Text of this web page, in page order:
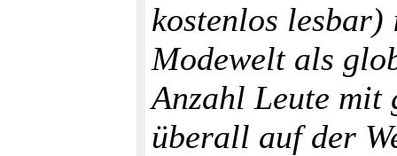
kostenlos
Modewelt als
Anzahl Leute mit
überall auf der